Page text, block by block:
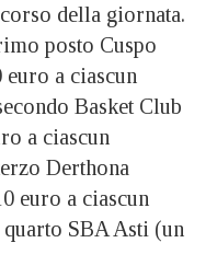
della giornata.
posto Cuspo
a ciascun
Basket Club
a ciascun
Derthona
euro a ciascun
SBA Asti (un